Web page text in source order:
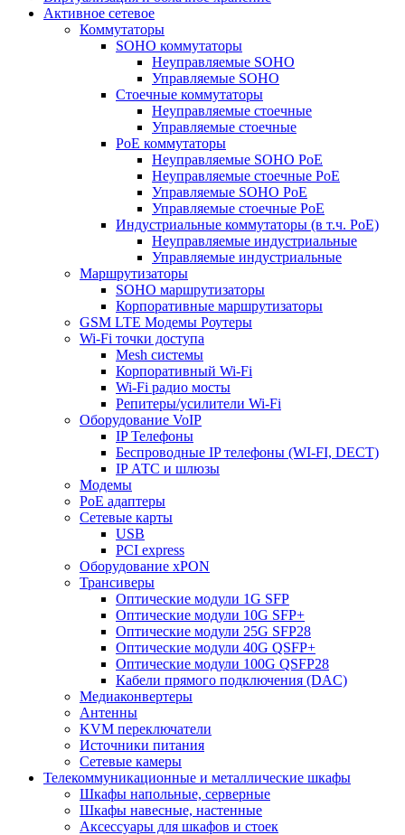
Активное сетевое
Коммутаторы
SOHO коммутаторы
Неуправляемые SOHO
Управляемые SOHO
Стоечные коммутаторы
Неуправляемые стоечные
Управляемые стоечные
PoE коммутаторы
Неуправляемые SOHO PoE
Неуправляемые стоечные PoE
Управляемые SOHO PoE
Управляемые стоечные PoE
Индустриальные коммутаторы (в т.ч. РоЕ)
Неуправляемые индустриальные
Управляемые индустриальные
Маршрутизаторы
SOHO маршрутизаторы
Корпоративные маршрутизаторы
GSM LTE Модемы Роутеры
Wi-Fi точки доступа
Mesh системы
Корпоративный Wi-Fi
Wi-Fi радио мосты
Репитеры/усилители Wi-Fi
Оборудование VoIP
IP Телефоны
Беспроводные IP телефоны (WI-FI, DECT)
IP АТС и шлюзы
Модемы
PoE адаптеры
Сетевые карты
USB
PCI express
Оборудование xPON
Трансиверы
Оптические модули 1G SFP
Оптические модули 10G SFP+
Оптические модули 25G SFP28
Оптические модули 40G QSFP+
Оптические модули 100G QSFP28
Кабели прямого подключения (DAC)
Медиаконвертеры
Антенны
KVM переключатели
Источники питания
Сетевые камеры
Телекоммуникационные и металлические шкафы
Шкафы напольные, серверные
Шкафы навесные, настенные
Аксессуары для шкафов и стоек